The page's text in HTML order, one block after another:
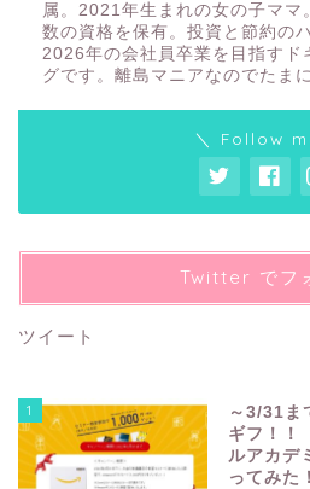
属。2021年生まれの女の子ママ
数の資格を保有。投資と節約の
2026年の会社員卒業を目指すド
グです。離島マニアなのでたま
＼ Follow
Twitter でフ
ツイート
1
～3/31ま
ギフ！！
ルアカデ
ってみた！